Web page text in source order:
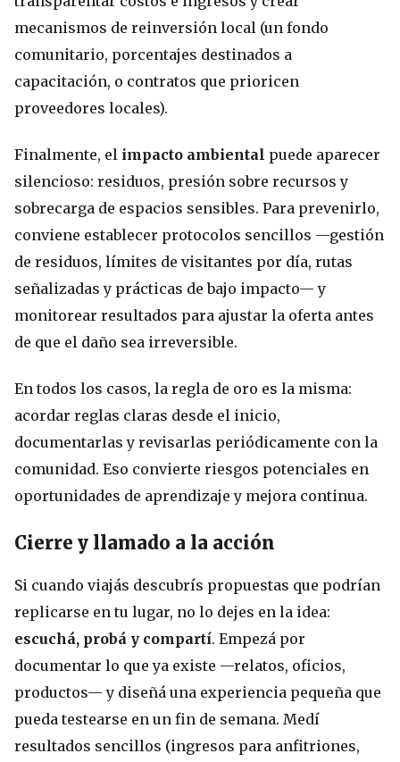
mecanismos de reinversión local (un fondo
comunitario, porcentajes destinados a
capacitación, o contratos que prioricen
proveedores locales).
Finalmente, el impacto ambiental puede aparecer
silencioso: residuos, presión sobre recursos y
sobrecarga de espacios sensibles. Para prevenirlo,
conviene establecer protocolos sencillos —gestión
de residuos, límites de visitantes por día, rutas
señalizadas y prácticas de bajo impacto— y
monitorear resultados para ajustar la oferta antes
de que el daño sea irreversible.
En todos los casos, la regla de oro es la misma:
acordar reglas claras desde el inicio,
documentarlas y revisarlas periódicamente con la
comunidad. Eso convierte riesgos potenciales en
oportunidades de aprendizaje y mejora continua.
Cierre y llamado a la acción
Si cuando viajás descubrís propuestas que podrían
replicarse en tu lugar, no lo dejes en la idea:
escuchá, probá y compartí. Empezá por
documentar lo que ya existe —relatos, oficios,
productos— y diseñá una experiencia pequeña que
pueda testearse en un fin de semana. Medí
resultados sencillos (ingresos para anfitriones,